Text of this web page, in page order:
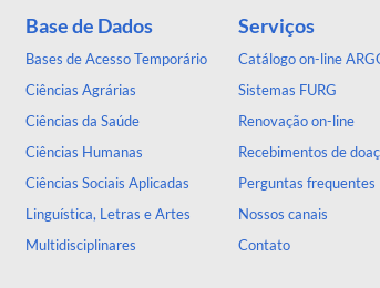
Base de Dados
Bases de Acesso Temporário
Ciências Agrárias
Ciências da Saúde
Ciências Humanas
Ciências Sociais Aplicadas
Linguística, Letras e Artes
Multidisciplinares
Serviços
Catálogo on-line
Sistemas FURG
Renovação on-line
Recebimentos de
Perguntas frequentes
Nossos canais
Contato